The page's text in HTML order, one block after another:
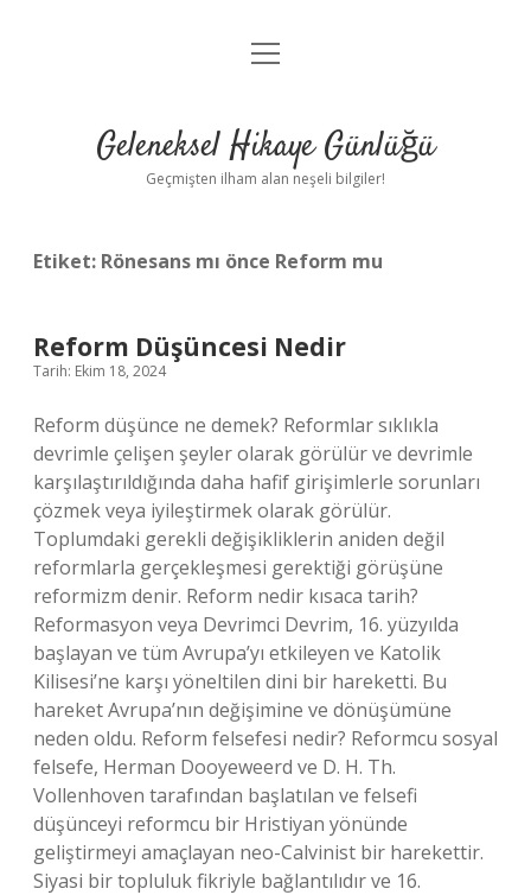
Anasayfa
Yasal Uyarı
menüyü
Geleneksel Hikaye Günlüğü
Geçmişten ilham alan neşeli bilgiler!
Etiket: Rönesans mı önce Reform mu
Reform Düşüncesi Nedir
Tarih: Ekim 18, 2024
Reform düşünce ne demek? Reformlar sıklıkla
devrimle çelişen şeyler olarak görülür ve devrimle
karşılaştırıldığında daha hafif girişimlerle sorunları
çözmek veya iyileştirmek olarak görülür.
Toplumdaki gerekli değişikliklerin aniden değil
reformlarla gerçekleşmesi gerektiği görüşüne
reformizm denir. Reform nedir kısaca tarih?
Reformasyon veya Devrimci Devrim, 16. yüzyılda
başlayan ve tüm Avrupa’yı etkileyen ve Katolik
Kilisesi’ne karşı yöneltilen dini bir hareketti. Bu
hareket Avrupa’nın değişimine ve dönüşümüne
neden oldu. Reform felsefesi nedir? Reformcu sosyal
felsefe, Herman Dooyeweerd ve D. H. Th.
Vollenhoven tarafından başlatılan ve felsefi
düşünceyi reformcu bir Hristiyan yönünde
geliştirmeyi amaçlayan neo-Calvinist bir harekettir.
Siyasi bir topluluk fikriyle bağlantılıdır ve 16.